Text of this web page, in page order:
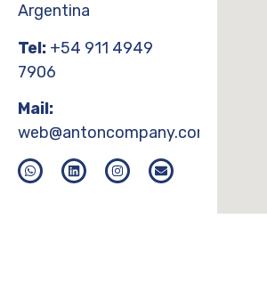
Argentina
Tel: +54 911 4949
7906
Mail:
web@antoncompany.com.ar